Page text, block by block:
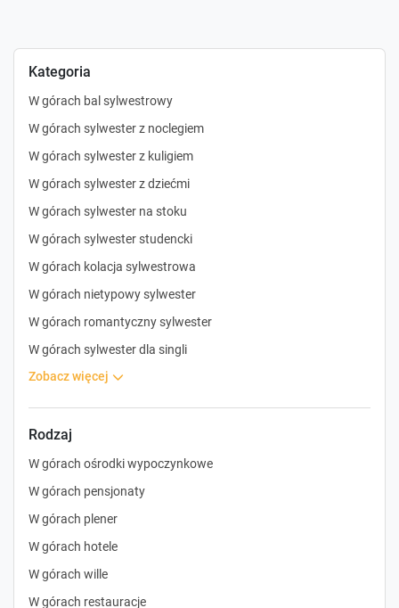
Kategoria
W górach bal sylwestrowy
W górach sylwester z noclegiem
W górach sylwester z kuligiem
W górach sylwester z dziećmi
W górach sylwester na stoku
W górach sylwester studencki
W górach kolacja sylwestrowa
W górach nietypowy sylwester
W górach romantyczny sylwester
W górach sylwester dla singli
zobacz więcej
Rodzaj
W górach ośrodki wypoczynkowe
W górach pensjonaty
W górach plener
W górach hotele
W górach wille
W górach restauracje